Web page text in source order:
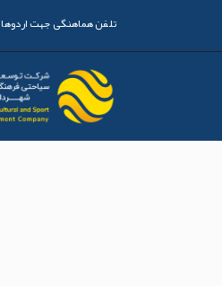
تلفن هماهنگی جهت